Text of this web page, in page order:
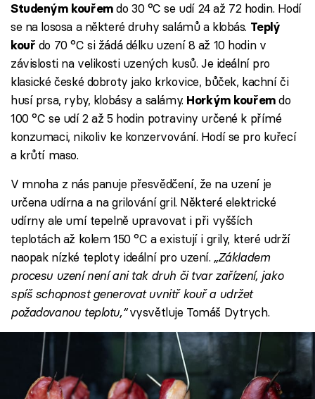
Studeným kouřemdo 30 °C se udí 24 až 72 hodin. Hodí
se na lososa a některé druhy salámů a klobás. Teplý
kouř do 70 °C si žádá délku uzení 8 až 10 hodin v
závislosti na velikosti uzených kusů. Je ideální pro
klasické české dobroty jako krkovice, bůček, kachní či
husí prsa, ryby, klobásy a salámy. Horkým kouřemdo
100 °C se udí 2 až 5 hodin potraviny určené k přímé
konzumaci, nikoliv ke konzervování. Hodí se pro kuřecí
a krůtí maso.
V mnoha z nás panuje přesvědčení, že na uzení je
určena udírna a na grilování gril. Některé elektrické
udírny ale umí tepelně upravovat i při vyšších
teplotách až kolem 150 °C a existují i grily, které udrží
naopak nízké teploty ideální pro uzení. „Základem
procesu uzení není ani tak druh či tvar zařízení, jako
spíš schopnost generovat uvnitř kouř a udržet
požadovanou teplotu,“vysvětluje Tomáš Dytrych.